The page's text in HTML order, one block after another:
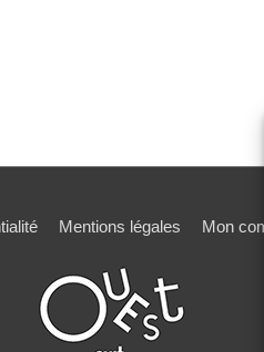
Mentions légales Mon